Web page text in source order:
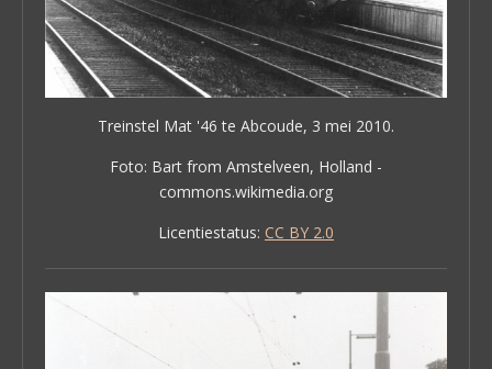
Treinstel Mat '46 te Abcoude, 3 mei 2010.
Foto: Bart from Amstelveen, Holland -
commons.wikimedia.org
Licentiestatus: CC BY 2.0